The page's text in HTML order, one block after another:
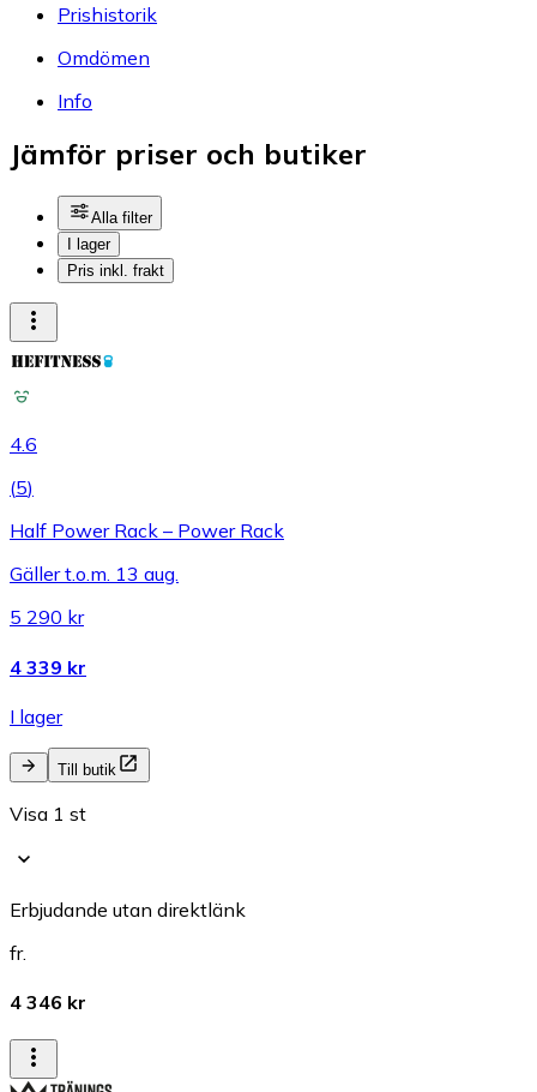
Prishistorik
Omdömen
Info
Jämför priser och butiker
Alla filter
I lager
Pris inkl. frakt
4.6
(5)
Half Power Rack – Power Rack
Gäller t.o.m. 13 aug.
5 290 kr
4 339 kr
I lager
Till butik
Visa 1 st
Erbjudande utan direktlänk
fr.
4 346 kr